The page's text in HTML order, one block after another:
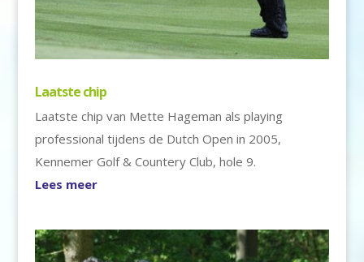
Laatste chip
Laatste chip van Mette Hageman als playing
professional tijdens de Dutch Open in 2005,
Kennemer Golf & Countery Club, hole 9.
Lees meer